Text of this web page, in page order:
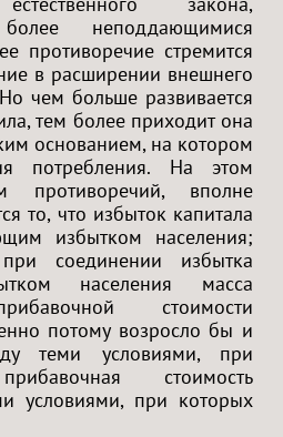
неподдающимися
противоречие стремится
в расширении внешнего
чем больше развивается
тем более приходит она
основанием, на котором
потребления. На этом
противоречий, вполне
то, что избыток капитала
избытком населения;
соединении избытка
населения масса
стоимости
потому возросло бы и
теми условиями, при
стоимость
условиями, при которых